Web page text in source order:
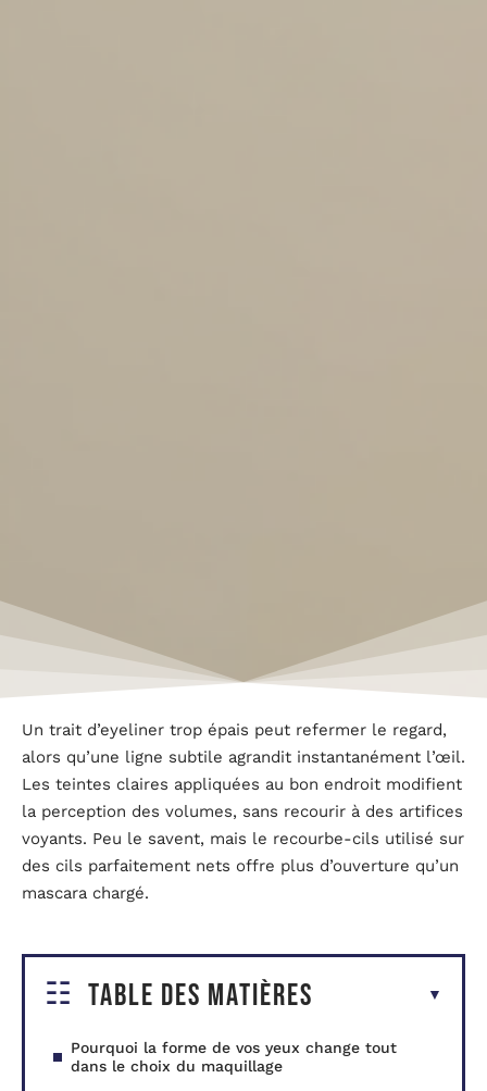
Un trait d’eyeliner trop épais peut refermer le regard,
alors qu’une ligne subtile agrandit instantanément l’œil.
Les teintes claires appliquées au bon endroit modifient
la perception des volumes, sans recourir à des artifices
voyants. Peu le savent, mais le recourbe-cils utilisé sur
des cils parfaitement nets offre plus d’ouverture qu’un
mascara chargé.
Table des matières
Pourquoi la forme de vos yeux change tout
dans le choix du maquillage